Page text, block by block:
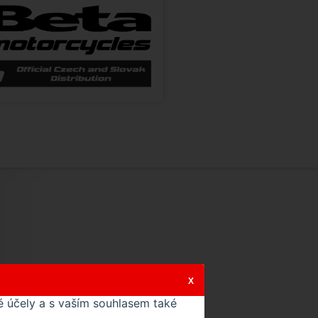
a s vaším souhlasem také
X